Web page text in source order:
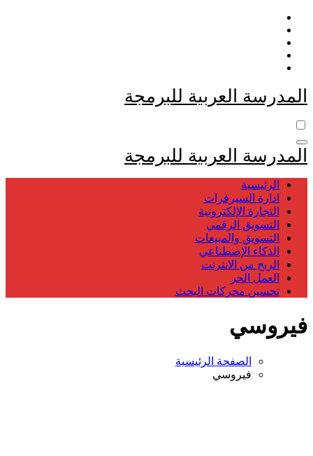
التجاوز
المحتوى
المدرسة العربية للبرمجة
المدرسة العربية للبرمجة
الرئيسية
ادارة السيرفرات
التجارة الإلكترونية
التسويق الرقمي
التسويق والمبيعات
الذكاء الإصطناعي
الربح من الانترنت
العمل الحر
تحسين محركات البحث
فيروسي
الصفحة الرئيسية
فيروسي